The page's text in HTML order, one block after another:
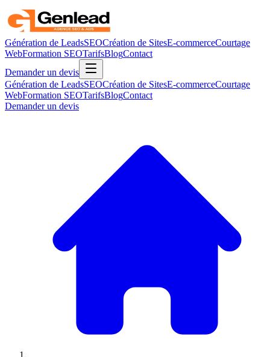
Génération de LeadsSEOCréation de SitesE-commerceCourtage
WebFormation SEOTarifsBlogContact
Demander un devis
Génération de LeadsSEOCréation de SitesE-commerceCourtage
WebFormation SEOTarifsBlogContact
Demander un devis